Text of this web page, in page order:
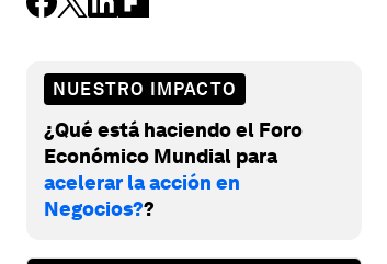
NUESTRO IMPACTO
¿Qué está haciendo el Foro
Económico Mundial para
acelerar la acción en
Negocios??